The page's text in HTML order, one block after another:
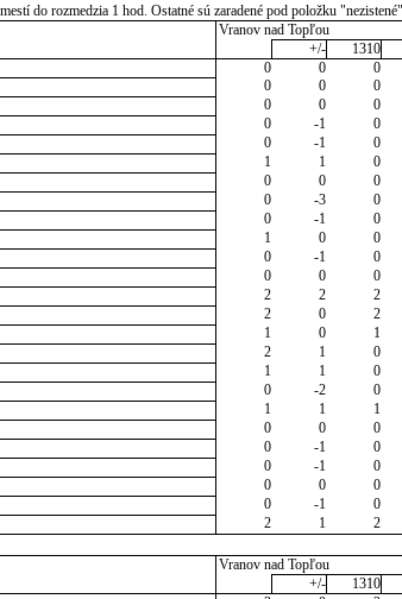
do rozmedzia 1 hod. Ostatné sú zaradené pod položku "nezistené"
Vranov nad Topľou
+/-
1310
0 0 0
0 0 0
0 0 0
0 -1 0
0 -1 0
1 1 0
0 0 0
0 -3 0
0 -1 0
1 0 0
0 -1 0
0 0 0
2 2 2
2 0 2
1 0 1
2 1 0
1 1 0
0 -2 0
1 1 1
0 0 0
0 -1 0
0 -1 0
0 0 0
0 -1 0
2 1 2
Vranov nad Topľou
+/-
1310